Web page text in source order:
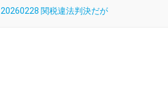
20260228 関税違法判決だが